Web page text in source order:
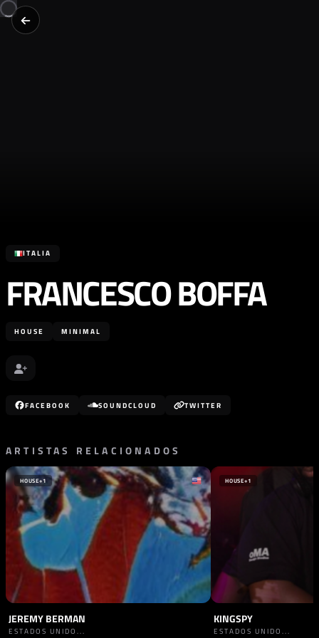
ITALIA
FRANCESCO BOFFA
HOUSE MINIMAL
FACEBOOK SOUNDCLOUD TWITTER
ARTISTAS RELACIONADOS
HOUSE+1
JEREMY BERMAN
ESTADOS UNIDO...
HOUSE+1
KINGSPY
ESTADOS UNIDO...